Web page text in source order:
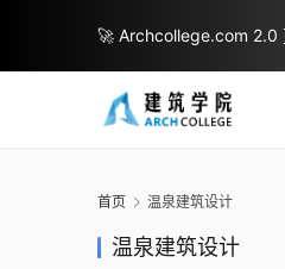
首页 温泉建筑设计
温泉建筑设计
🚀 Archcollege.com 2.0